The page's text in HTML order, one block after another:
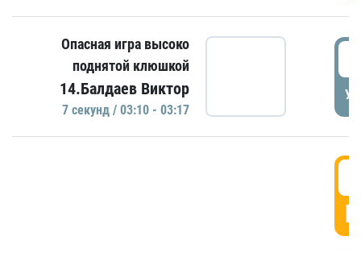
Опасная игра высоко
поднятой клюшкой
14.Балдаев Виктор
7 секунд / 03:10 - 03:17